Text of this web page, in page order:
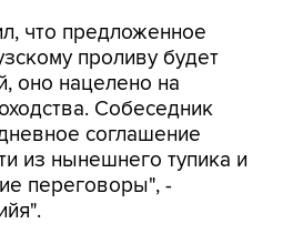
что предложенное
проливу будет
оно нацелено на
Собеседник
соглашение
из нынешнего тупика и
переговоры", -